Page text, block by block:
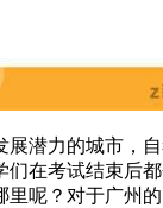
展潜力的城市，
在考试结束后都
里呢？对于广州